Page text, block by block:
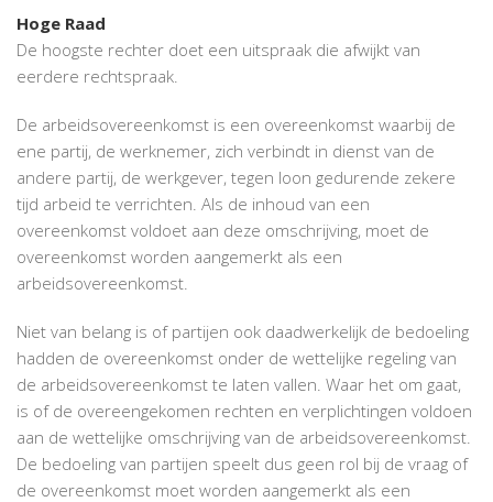
Hoge Raad
De hoogste rechter doet een uitspraak die afwijkt van
eerdere rechtspraak.
De arbeidsovereenkomst is een overeenkomst waarbij de
ene partij, de werknemer, zich verbindt in dienst van de
andere partij, de werkgever, tegen loon gedurende zekere
tijd arbeid te verrichten. Als de inhoud van een
overeenkomst voldoet aan deze omschrijving, moet de
overeenkomst worden aangemerkt als een
arbeidsovereenkomst.
Niet van belang is of partijen ook daadwerkelijk de bedoeling
hadden de overeenkomst onder de wettelijke regeling van
de arbeidsovereenkomst te laten vallen. Waar het om gaat,
is of de overeengekomen rechten en verplichtingen voldoen
aan de wettelijke omschrijving van de arbeidsovereenkomst.
De bedoeling van partijen speelt dus geen rol bij de vraag of
de overeenkomst moet worden aangemerkt als een